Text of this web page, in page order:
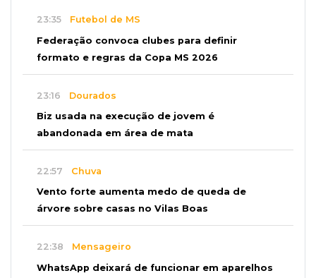
23:35 Futebol de MS
Federação convoca clubes para definir
formato e regras da Copa MS 2026
23:16 Dourados
Biz usada na execução de jovem é
abandonada em área de mata
22:57 Chuva
Vento forte aumenta medo de queda de
árvore sobre casas no Vilas Boas
22:38 Mensageiro
WhatsApp deixará de funcionar em aparelhos